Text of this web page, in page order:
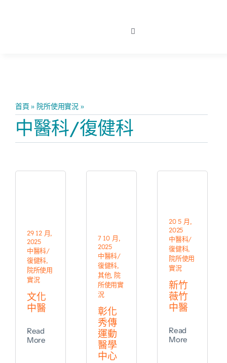
收
聯絡我們
首頁 » 院所使用實況 »
中醫科/復健科
29 12 月,
2025
中醫科/
復健科,
院所使用
實況
文化
中醫
Read
More
7 10 月,
2025
中醫科/
復健科,
其他, 院
所使用實
況
彰化
秀傳
運動
醫學
中心
20 5 月,
2025
中醫科/
復健科,
院所使用
實況
新竹
薇竹
中醫
Read
More